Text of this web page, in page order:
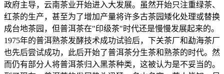
政府主导，云南茶业开始进入大发展。虽然开始只注重绿茶、
红茶的生产，甚至为了增加产量将许多古茶园矮化处理或替换
成台地茶园，但普洱茶在"印级茶"时代还是慢慢发展起来的。
1975年的普洱熟茶发酵技术成功试验后，下关茶厂和勐海茶厂
也先后尝试成功，此后开始了普洱茶分生茶和熟茶的时代。然
而仍有部分人将普洱茶归入黑茶种类，这被认为是不妥当的。